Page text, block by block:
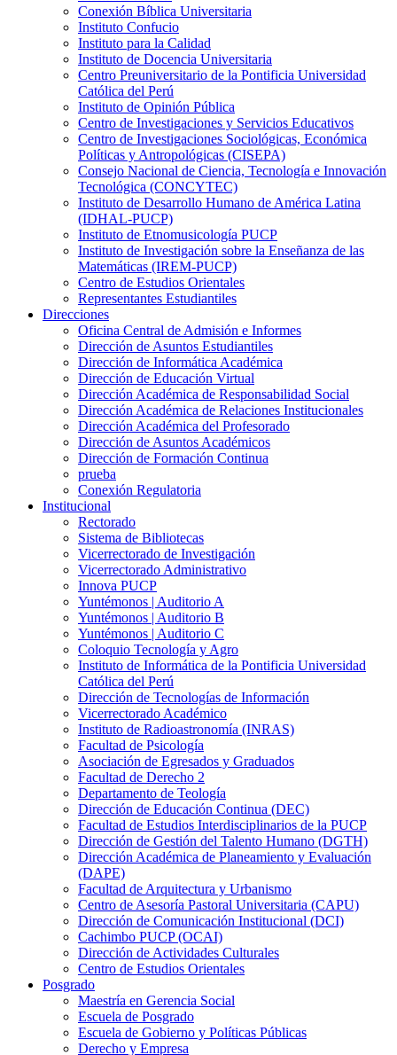
Conexión Bíblica Universitaria
Instituto Confucio
Instituto para la Calidad
Instituto de Docencia Universitaria
Centro Preuniversitario de la Pontificia Universidad
Católica del Perú
Instituto de Opinión Pública
Centro de Investigaciones y Servicios Educativos
Centro de Investigaciones Sociológicas, Económica
Políticas y Antropológicas (CISEPA)
Consejo Nacional de Ciencia, Tecnología e Innovación
Tecnológica (CONCYTEC)
Instituto de Desarrollo Humano de América Latina
(IDHAL-PUCP)
Instituto de Etnomusicología PUCP
Instituto de Investigación sobre la Enseñanza de las
Matemáticas (IREM-PUCP)
Centro de Estudios Orientales
Representantes Estudiantiles
Direcciones
Oficina Central de Admisión e Informes
Dirección de Asuntos Estudiantiles
Dirección de Informática Académica
Dirección de Educación Virtual
Dirección Académica de Responsabilidad Social
Dirección Académica de Relaciones Institucionales
Dirección Académica del Profesorado
Dirección de Asuntos Académicos
Dirección de Formación Continua
prueba
Conexión Regulatoria
Institucional
Rectorado
Sistema de Bibliotecas
Vicerrectorado de Investigación
Vicerrectorado Administrativo
Innova PUCP
Yuntémonos | Auditorio A
Yuntémonos | Auditorio B
Yuntémonos | Auditorio C
Coloquio Tecnología y Agro
Instituto de Informática de la Pontificia Universidad
Católica del Perú
Dirección de Tecnologías de Información
Vicerrectorado Académico
Instituto de Radioastronomía (INRAS)
Facultad de Psicología
Asociación de Egresados y Graduados
Facultad de Derecho 2
Departamento de Teología
Dirección de Educación Continua (DEC)
Facultad de Estudios Interdisciplinarios de la PUCP
Dirección de Gestión del Talento Humano (DGTH)
Dirección Académica de Planeamiento y Evaluación
(DAPE)
Facultad de Arquitectura y Urbanismo
Centro de Asesoría Pastoral Universitaria (CAPU)
Dirección de Comunicación Institucional (DCI)
Cachimbo PUCP (OCAI)
Dirección de Actividades Culturales
Centro de Estudios Orientales
Posgrado
Maestría en Gerencia Social
Escuela de Posgrado
Escuela de Gobierno y Políticas Públicas
Derecho y Empresa